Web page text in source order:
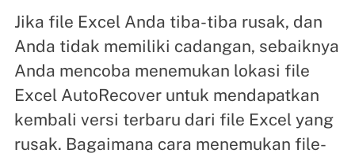
Jika file Excel Anda tiba-tiba rusak, dan
Anda tidak memiliki cadangan, sebaiknya
Anda mencoba menemukan lokasi file
Excel AutoRecover untuk mendapatkan
kembali versi terbaru dari file Excel yang
rusak. Bagaimana cara menemukan file-